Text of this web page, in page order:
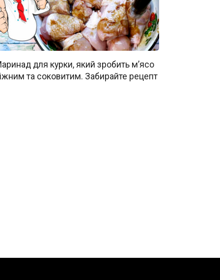
для курки, який зробить м’ясо
та соковитим. Забирайте рецепт